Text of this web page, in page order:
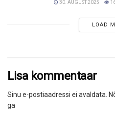
30. AUGUST 2025
LOAD
Lisa kommentaar
Sinu e-postiaadressi ei avaldata.
ga